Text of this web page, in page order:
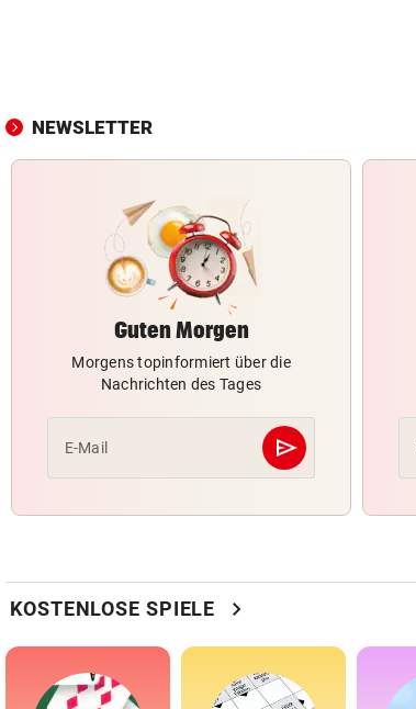
NEWSLETTER
Guten Morgen
Morgens topinformiert über die
Nachrichten des Tages
E-Mail send
Abschicken
KOSTENLOSE SPIELE chevron_right